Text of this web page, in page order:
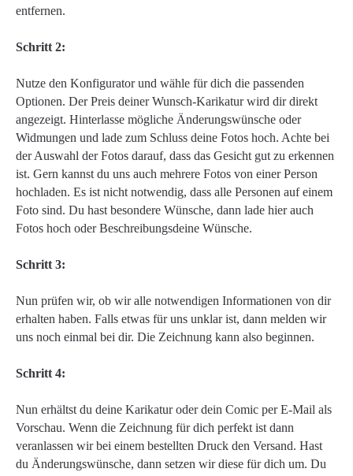
entfernen.
Schritt 2:
Nutze den Konfigurator und wähle für dich die passenden
Optionen. Der Preis deiner Wunsch-Karikatur wird dir direkt
angezeigt. Hinterlasse mögliche Änderungswünsche oder
Widmungen und lade zum Schluss deine Fotos hoch. Achte bei
der Auswahl der Fotos darauf, dass das Gesicht gut zu erkennen
ist. Gern kannst du uns auch mehrere Fotos von einer Person
hochladen. Es ist nicht notwendig, dass alle Personen auf einem
Foto sind. Du hast besondere Wünsche, dann lade hier auch
Fotos hoch oder Beschreibungsdeine Wünsche.
Schritt 3:
Nun prüfen wir, ob wir alle notwendigen Informationen von dir
erhalten haben. Falls etwas für uns unklar ist, dann melden wir
uns noch einmal bei dir. Die Zeichnung kann also beginnen.
Schritt 4:
Nun erhältst du deine Karikatur oder dein Comic per E-Mail als
Vorschau. Wenn die Zeichnung für dich perfekt ist dann
veranlassen wir bei einem bestellten Druck den Versand. Hast
du Änderungswünsche, dann setzen wir diese für dich um. Du